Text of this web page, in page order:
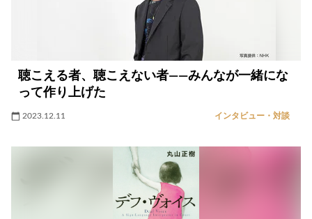
聴こえる者、聴こえない者――みんなが一緒にな
って作り上げた
2023.12.11 インタビュー・対談